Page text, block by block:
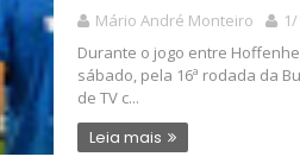
Mário André Monteiro
Durante o jogo entre
sábado, pela 16ª rodada da
de TV c...
Leia mais